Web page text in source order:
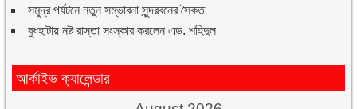
সমুদ্র পর্যটনে নতুন সম্ভাবনা সুন্দরবনের সৈকত
বুধহাটায় নষ্ট রাস্তা সংস্কার করলেন এড. শহিদুল
আর্কাইভ ক্যালেন্ডার